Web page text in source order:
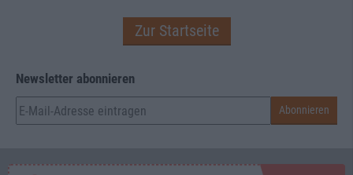
Zur Startseite
Newsletter abonnieren